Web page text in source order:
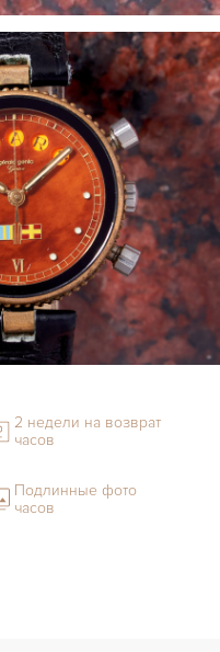
2 недели на возврат
часов
Подлинные фото
часов